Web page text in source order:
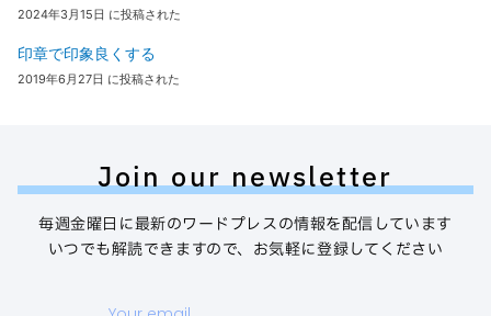
2024年3月15日 に投稿された
印章で印象良くする
2019年6月27日 に投稿された
Join our newsletter
毎週金曜日に最新のワードプレスの情報を配信しています
いつでも解読できますので、お気軽に登録してください